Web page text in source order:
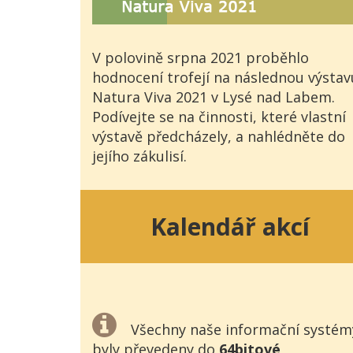
V polovině srpna 2021 proběhlo
hodnocení trofejí na následnou
Natura Viva 2021 v Lysé nad Labem.
Podívejte se na činnosti, které vlastní
výstavě předcházely, a nahlédněte do
jejího zákulisí.
Kalendář akcí
Všechny naše informační
byly převedeny do 64bitové